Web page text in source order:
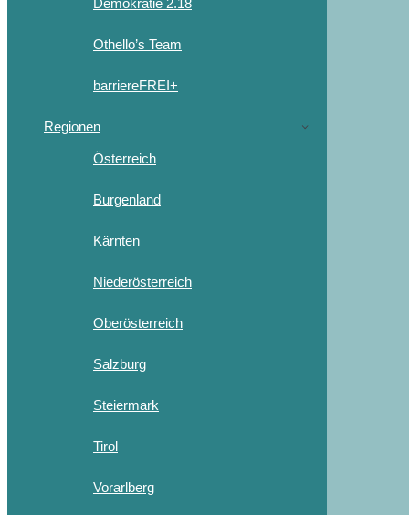
Othello’s Team
barriereFREI+
Regionen
Österreich
Burgenland
Kärnten
Niederösterreich
Oberösterreich
Salzburg
Steiermark
Tirol
Vorarlberg